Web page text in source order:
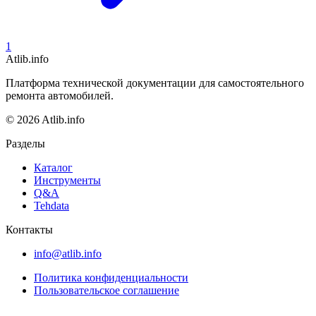
1
Atlib.info
Платформа технической документации для самостоятельного
ремонта автомобилей.
© 2026 Atlib.info
Разделы
Каталог
Инструменты
Q&A
Tehdata
Контакты
info@atlib.info
Политика конфиденциальности
Пользовательское соглашение